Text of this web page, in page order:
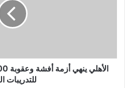
للتدريبات